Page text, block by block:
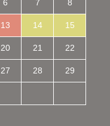
6 7 8
13 14 15
20 21 22
27 28 29